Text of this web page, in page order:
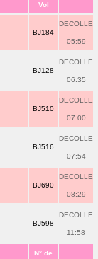
Vol
BJ184
DECOLLE
05:59
BJ128
DECOLLE
06:35
BJ510
DECOLLE
07:00
BJ516
DECOLLE
07:54
BJ690
DECOLLE
08:29
BJ598
DECOLLE
11:58
N° de